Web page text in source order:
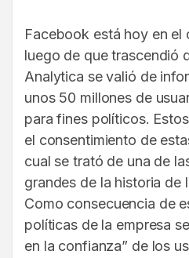
Facebook está hoy en el
luego de que trascendió
Analytica se valió de
unos 50 millones de
para fines políticos.
el consentimiento de
cual se trató de una de
grandes de la historia de
Como consecuencia de
políticas de la empresa
en la confianza” de los